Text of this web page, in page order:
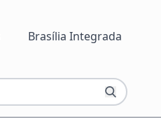
Brasília Integrada